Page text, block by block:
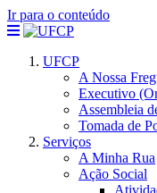
Ir para o conteúdo
UFCP
A Nossa
Executivo
Assembleia
Tomada de
Serviços
A Minha Rua
Ação Social